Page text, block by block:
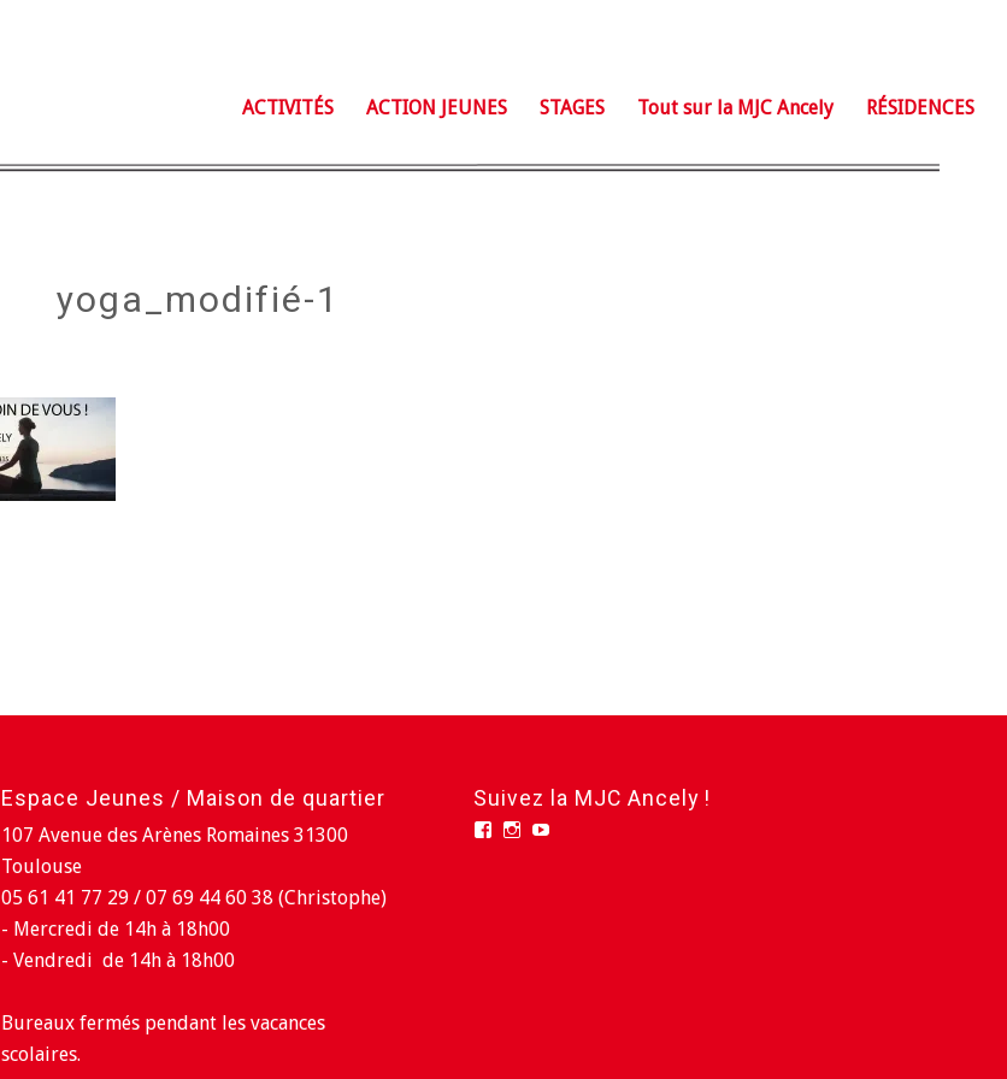
ACTIVITÉS ACTION JEUNES STAGES Tout sur la MJC Ancely RÉSIDENCES
yoga_modifié-1
Espace Jeunes / Maison de quartier
107 Avenue des Arènes Romaines 31300
Toulouse
05 61 41 77 29 / 07 69 44 60 38 (Christophe)
- Mercredi de 14h à 18h00
- Vendredi de 14h à 18h00
Bureaux fermés pendant les vacances
scolaires.
Suivez la MJC Ancely !
FacebookInstagram